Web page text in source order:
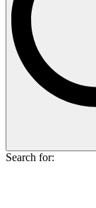
Search for: